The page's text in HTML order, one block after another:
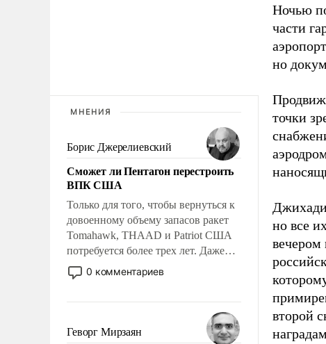
МНЕНИЯ
Борис Джерелиевский
Сможет ли Пентагон перестроить
ВПК США
Только для того, чтобы вернуться к
довоенному объему запасов ракет
Tomahawk, THAAD и Patriot США
потребуется более трех лет. Даже
небольшая война с Ираном
опустошила американские
уязвимости США, например, перед
0 комментариев
Геворг Мирзаян
Ночью
части
но
точки
но все
второй